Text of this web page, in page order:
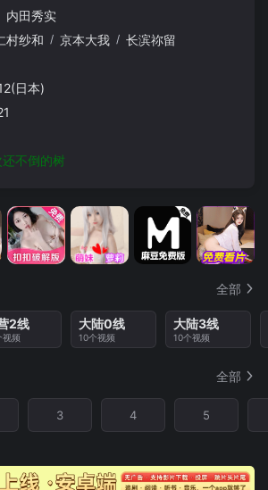
内田秀实
村纱和 / 京本大我 / 长滨祢留
日本)
不倒的树
全部
2线
视频
大陆0线
10个视频
大陆3线
10个视频
全部
3 4 5